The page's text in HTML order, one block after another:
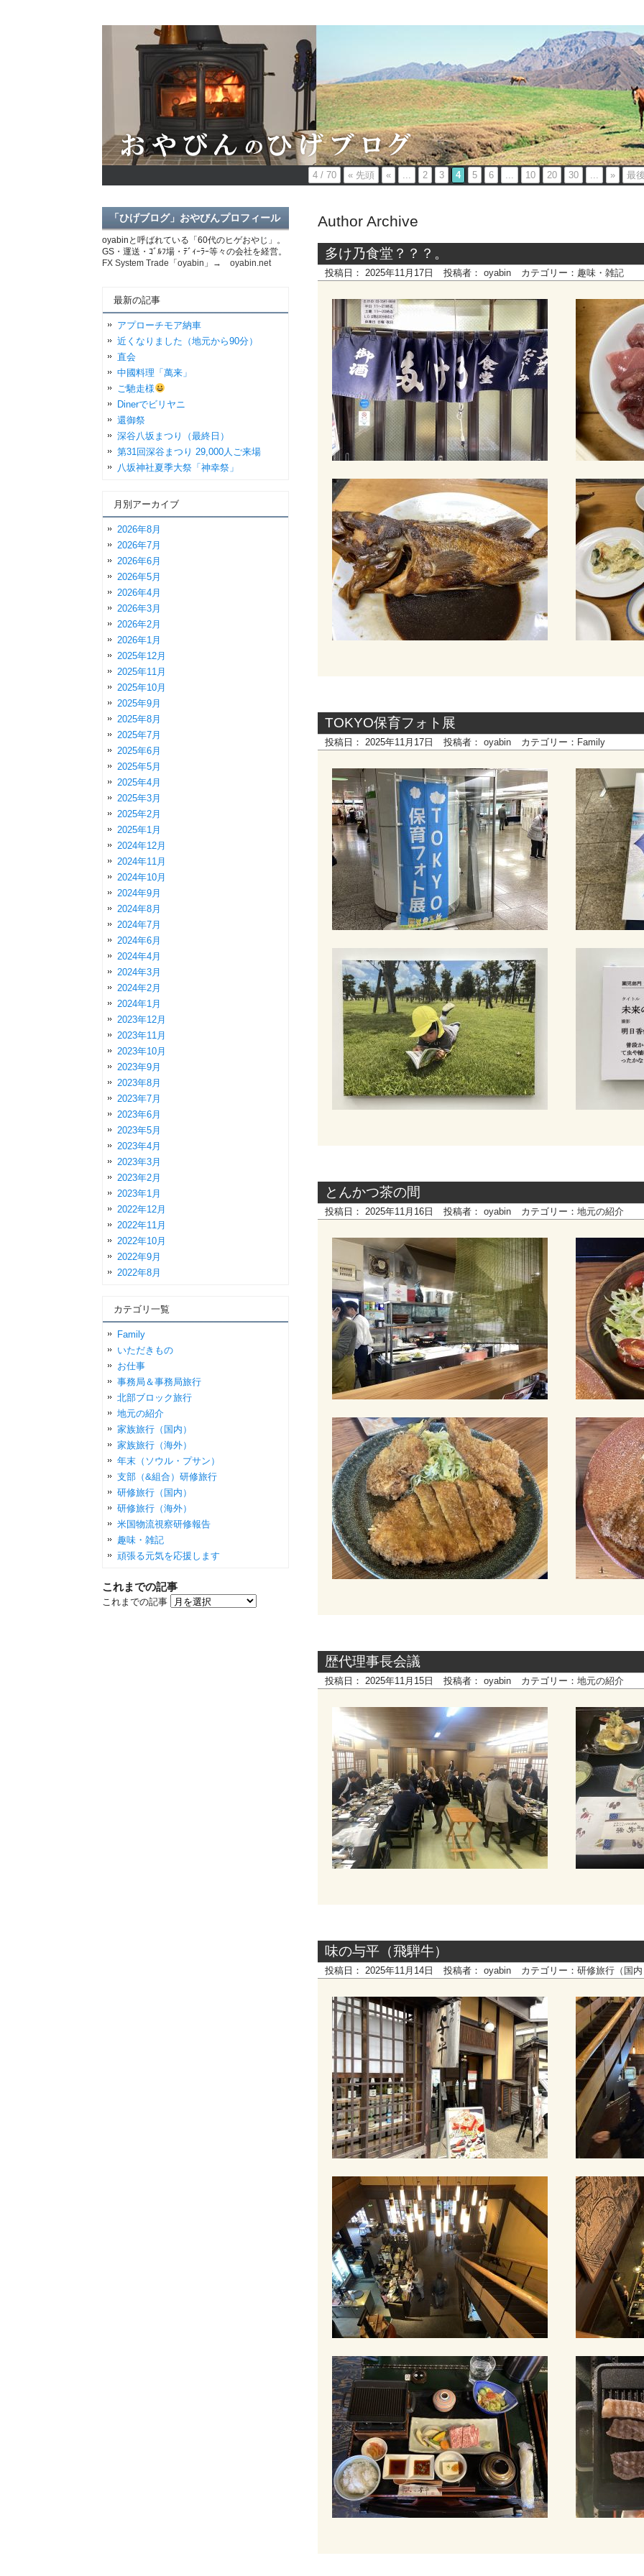
4 / 70 « 先頭 « ... 2 3 4 5 6 ... 10 20 30 ... » 最
Author Archive
多け乃食堂？？？。
投稿日： 2025年11月17日 投稿者： oyabin カテゴリー： 趣味・雑記
TOKYO保育フォト展
投稿日： 2025年11月17日 投稿者： oyabin カテゴリー： Family
とんかつ茶の間
投稿日： 2025年11月16日 投稿者： oyabin カテゴリー： 地元の紹介
歴代理事長会議
投稿日： 2025年11月15日 投稿者： oyabin カテゴリー： 地元の紹介
味の与平（飛騨牛）
投稿日： 2025年11月14日 投稿者： oyabin カテゴリー： 研修旅行（国
「ひげブログ」おやびんプロフィール
oyabinと呼ばれている「60代のヒゲおやじ」。
GS・運送・ｺﾞﾙﾌ場・ﾃﾞｨｰﾗｰ等々の会社を経営。
FX System Trade「oyabin」→ oyabin.net
最新の記事
アプローチモア納車
近くなりました（地元から90分）
直会
中國料理「萬来」
ご馳走様
Dinerでビリヤニ
還御祭
深谷八坂まつり（最終日）
第31回深谷まつり 29,000人ご来場
八坂神社夏季大祭「神幸祭」
月別アーカイブ
2026年8月
2026年7月
2026年6月
2026年5月
2026年4月
2026年3月
2026年2月
2026年1月
2025年12月
2025年11月
2025年10月
2025年9月
2025年8月
2025年7月
2025年6月
2025年5月
2025年4月
2025年3月
2025年2月
2025年1月
2024年12月
2024年11月
2024年10月
2024年9月
2024年8月
2024年7月
2024年6月
2024年4月
2024年3月
2024年2月
2024年1月
2023年12月
2023年11月
2023年10月
2023年9月
2023年8月
2023年7月
2023年6月
2023年5月
2023年4月
2023年3月
2023年2月
2023年1月
2022年12月
2022年11月
2022年10月
2022年9月
2022年8月
カテゴリ一覧
Family
いただきもの
お仕事
事務局＆事務局旅行
北部ブロック旅行
地元の紹介
家族旅行（国内）
家族旅行（海外）
年末（ソウル・プサン）
支部（&組合）研修旅行
研修旅行（国内）
研修旅行（海外）
米国物流視察研修報告
趣味・雑記
頑張る元気を応援します
これまでの記事
これまでの記事